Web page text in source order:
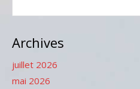
Archives
juillet 2026
mai 2026